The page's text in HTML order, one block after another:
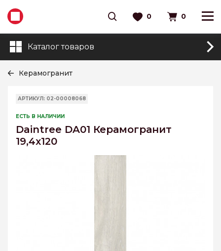
0 0
Каталог товаров
Керамогранит
АРТИКУЛ: 02-00008068
ЕСТЬ В НАЛИЧИИ
Daintree DA01 Керамогранит
19,4х120